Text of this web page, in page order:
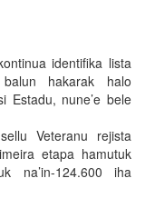
identifika lista
hakarak halo
Estadu, nune’e bele
Veteranu rejista
etapa hamutuk
na’in-124.600 iha